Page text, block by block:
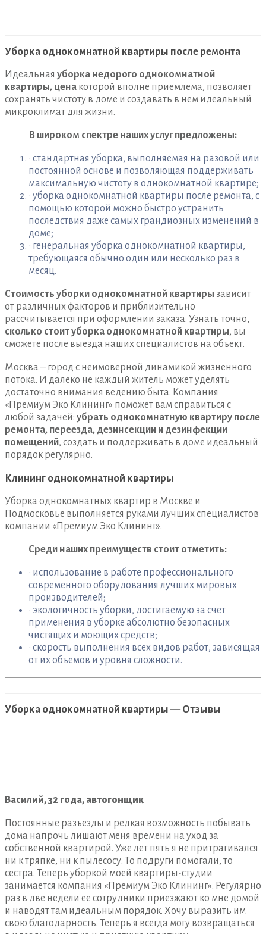
Уборка однокомнатной квартиры после ремонта
Идеальная уборка недорого однокомнатной
квартиры, цена которой вполне приемлема, позволяет
сохранять чистоту в доме и создавать в нем идеальный
микроклимат для жизни.
В широком спектре наших услуг предложены:
• стандартная уборка, выполняемая на разовой или
постоянной основе и позволяющая поддерживать
максимальную чистоту в однокомнатной квартире;
• уборка однокомнатной квартиры после ремонта, с
помощью которой можно быстро устранить
последствия даже самых грандиозных изменений в
доме;
• генеральная уборка однокомнатной квартиры,
требующаяся обычно один или несколько раз в
месяц.
Стоимость уборки однокомнатной квартиры зависит
от различных факторов и приблизительно
рассчитывается при оформлении заказа. Узнать точно,
сколько стоит уборка однокомнатной квартиры, вы
сможете после выезда наших специалистов на объект.
Москва – город с неимоверной динамикой жизненного
потока. И далеко не каждый житель может уделять
достаточно внимания ведению быта. Компания
«Премиум Эко Клининг» поможет вам справиться с
любой задачей: убрать однокомнатную квартиру после
ремонта, переезда, дезинсекции и дезинфекции
помещений, создать и поддерживать в доме идеальный
порядок регулярно.
Клининг однокомнатной квартиры
Уборка однокомнатных квартир в Москве и
Подмосковье выполняется руками лучших специалистов
компании «Премиум Эко Клининг».
Среди наших преимуществ стоит отметить:
• использование в работе профессионального
современного оборудования лучших мировых
производителей;
• экологичность уборки, достигаемую за счет
применения в уборке абсолютно безопасных
чистящих и моющих средств;
• скорость выполнения всех видов работ, зависящая
от их объемов и уровня сложности.
Уборка однокомнатной квартиры — Отзывы
Василий, 32 года, автогонщик
Постоянные разъезды и редкая возможность побывать
дома напрочь лишают меня времени на уход за
собственной квартирой. Уже лет пять я не притрагивался
ни к тряпке, ни к пылесосу. То подруги помогали, то
сестра. Теперь уборкой моей квартиры-студии
занимается компания «Премиум Эко Клининг». Регулярно
раз в две недели ее сотрудники приезжают ко мне домой
и наводят там идеальным порядок. Хочу выразить им
свою благодарность. Теперь я всегда могу возвращаться